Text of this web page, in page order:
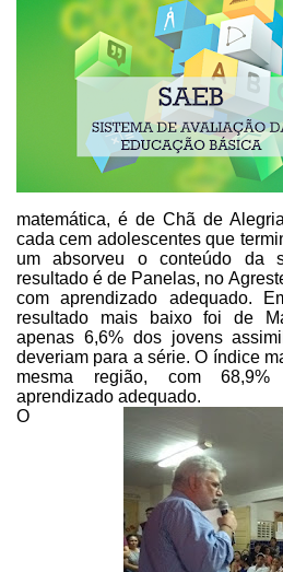
matemática, é de Chã de
cada cem adolescentes que
um absorveu oconteúdo da
resultado é de Panelas, no
com aprendizado adequado.
resultado mais baixo foi de
apenas 6,6% dos jovens
deveriam para a série. O índice
mesma região, com 68,9%
aprendizado adequado.
O